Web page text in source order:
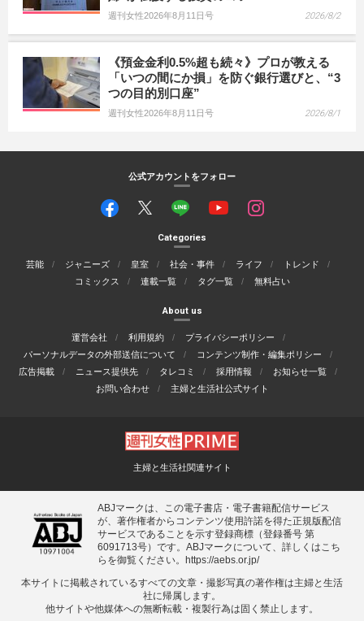
週刊女性2026年8月11日号 2026/8/2
《預金金利0.5%超も続々》プロが教える
「いつの間にか損」を防ぐ銀行選びと、“3
つの目的別口座”
週刊女性2026年8月11日号 2026/8/1
公式アカウントをフォロー
Categories
芸能 ジャニーズ 皇室 社会・事件 ライフ
トレンド
コミックス
連載一覧 タグ一覧 無料占い
About us
運営会社 利用規約
プライバシーポリシー
パーソナルデータの外部送信について
コンテンツ制作・編集ポリシー
広告掲載
ニュース提供先 タレコミ 採用情報
お知らせ一覧
お問い合わせ
主婦と生活社公式サイト
主婦と生活社関連サイト
ABJマークは、この電子書店・電子書籍配信サービス
が、著作権者からコンテンツ使用許諾を得た正規版配信
サービスであることを示す登録商標（登録番号 第
6091713号）です。ABJマークについて、詳しくはこち
らを御覧ください。 https://aebs.or.jp/
本サイトに掲載されているすべての⽂章・撮影写真の著作権は主婦と⽣活
社に帰属します。
他サイトや他媒体への無断転載・複製⾏為は固く禁⽌します。